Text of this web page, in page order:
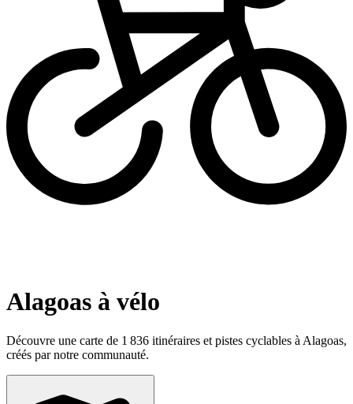
Alagoas à vélo
Découvre une carte de 1 836 itinéraires et pistes cyclables à Alagoas,
créés par notre communauté.